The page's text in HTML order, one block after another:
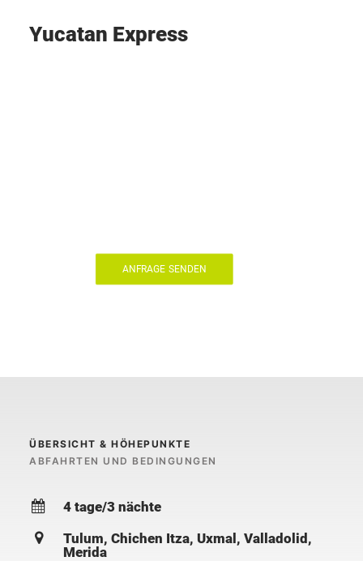
Yucatan Express
ANFRAGE SENDEN
ÜBERSICHT & HÖHEPUNKTE
ABFAHRTEN UND BEDINGUNGEN
4 tage/3 nächte
Tulum, Chichen Itza, Uxmal, Valladolid,
Merida